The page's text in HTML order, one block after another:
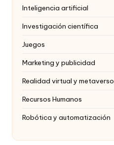
Inteligencia artificial
Investigación científica
Juegos
Marketing y publicidad
Realidad virtual y metaverso
Recursos Humanos
Robótica y automatización